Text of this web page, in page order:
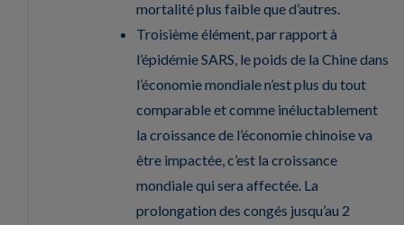
mortalité plus faible que d’autres.
Troisième élément, par rapport à
l’épidémie SARS, le poids de la Chine dans
l’économie mondiale n’est plus du tout
comparable et comme inéluctablement
la croissance de l’économie chinoise va
être impactée, c’est la croissance
mondiale qui sera affectée. La
prolongation des congés jusqu’au 2